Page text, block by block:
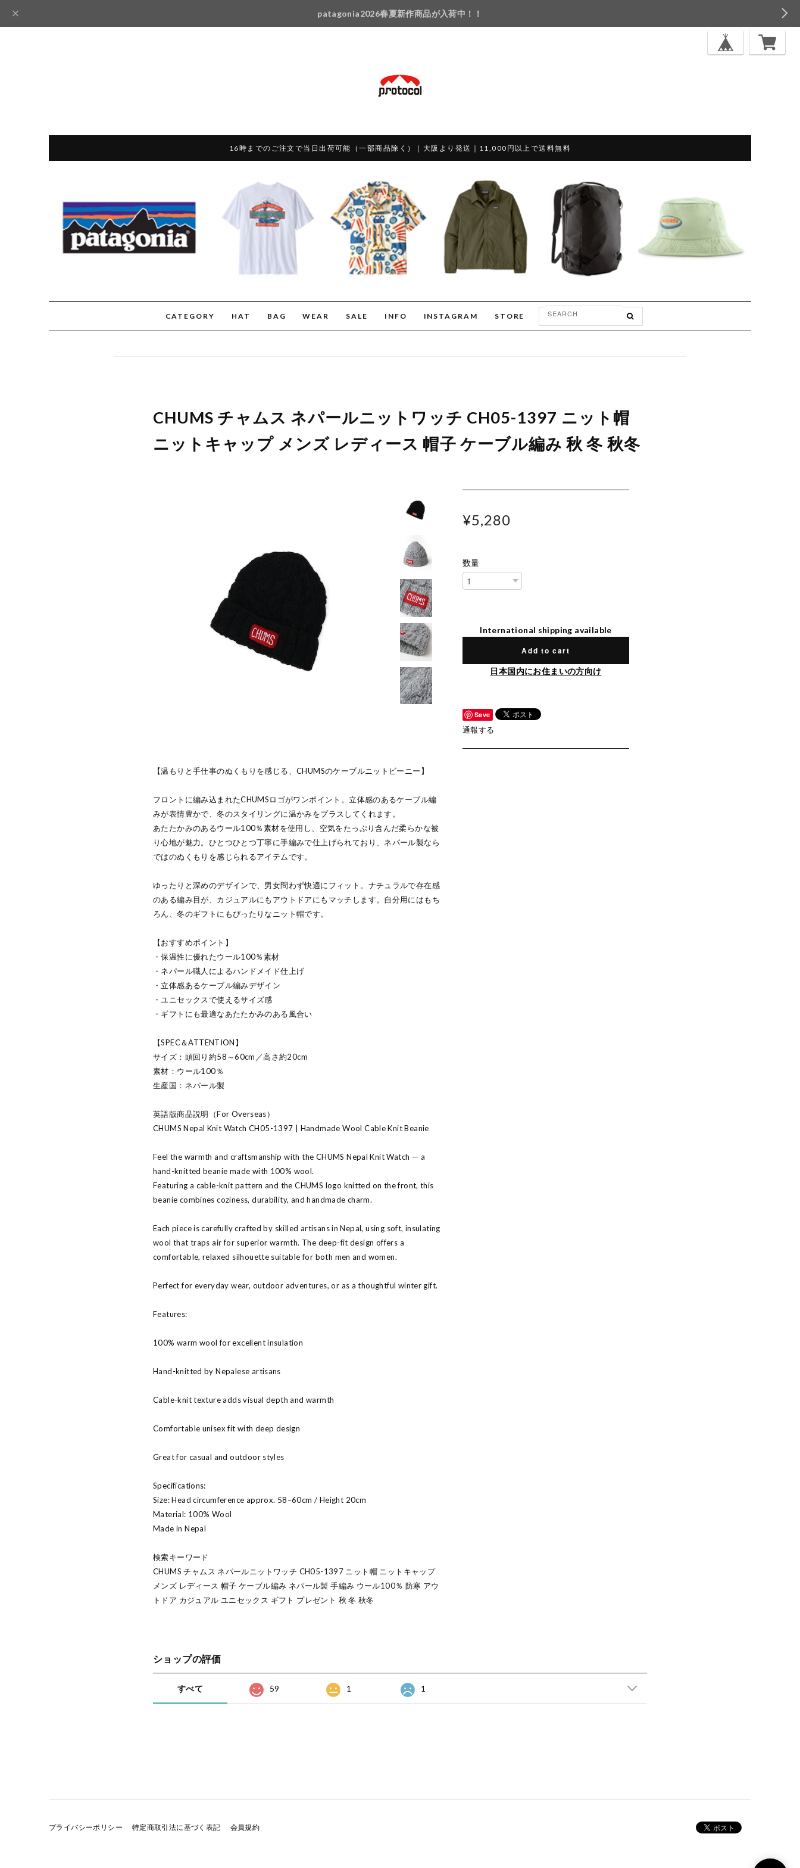
patagonia2026春夏新作商品が入荷中！！
16時までのご注文で当日出荷可能（一部商品除く）｜大阪より発送｜11,000円以上で送料無料
CATEGORY HAT BAG WEAR SALE INFO INSTAGRAM STORE
CHUMS チャムス ネパールニットワッチ CH05-1397 ニット帽
ニットキャップ メンズ レディース 帽子 ケーブル編み 秋 冬 秋冬
【温もりと手仕事のぬくもりを感じる、CHUMSのケーブルニットビーニー】
フロントに編み込まれたCHUMSロゴがワンポイント。立体感のあるケーブル編
みが表情豊かで、冬のスタイリングに温かみをプラスしてくれます。
あたたかみのあるウール100％素材を使用し、空気をたっぷり含んだ柔らかな被
り心地が魅力。ひとつひとつ丁寧に手編みで仕上げられており、ネパール製なら
ではのぬくもりを感じられるアイテムです。
ゆったりと深めのデザインで、男女問わず快適にフィット。ナチュラルで存在感
のある編み目が、カジュアルにもアウトドアにもマッチします。自分用にはもち
ろん、冬のギフトにもぴったりなニット帽です。
【おすすめポイント】
・保温性に優れたウール100％素材
・ネパール職人によるハンドメイド仕上げ
・立体感あるケーブル編みデザイン
・ユニセックスで使えるサイズ感
・ギフトにも最適なあたたかみのある風合い
【SPEC＆ATTENTION】
サイズ：頭回り約58～60cm／高さ約20cm
素材：ウール100％
生産国：ネパール製
英語版商品説明（For Overseas）
CHUMS Nepal Knit Watch CH05-1397 | Handmade Wool Cable Knit Beanie
Feel the warmth and craftsmanship with the CHUMS Nepal Knit Watch — a
hand-knitted beanie made with 100% wool.
Featuring a cable-knit pattern and the CHUMS logo knitted on the front, this
beanie combines coziness, durability, and handmade charm.
Each piece is carefully crafted by skilled artisans in Nepal, using soft, insulating
wool that traps air for superior warmth. The deep-fit design offers a
comfortable, relaxed silhouette suitable for both men and women.
Perfect for everyday wear, outdoor adventures, or as a thoughtful winter gift.
Features:
100% warm wool for excellent insulation
Hand-knitted by Nepalese artisans
Cable-knit texture adds visual depth and warmth
Comfortable unisex fit with deep design
Great for casual and outdoor styles
Specifications:
Size: Head circumference approx. 58–60cm / Height 20cm
Material: 100% Wool
Made in Nepal
検索キーワード
CHUMS チャムス ネパールニットワッチ CH05-1397 ニット帽 ニットキャップ
メンズ レディース 帽子 ケーブル編み ネパール製 手編み ウール100％ 防寒 アウ
トドア カジュアル ユニセックス ギフト プレゼント 秋 冬 秋冬
¥5,280
数量
International shipping available
Add to cart
日本国内にお住まいの方向け
Save
通報する
ショップの評価
すべて 59 1 1
プライバシーポリシー 特定商取引法に基づく表記 会員規約